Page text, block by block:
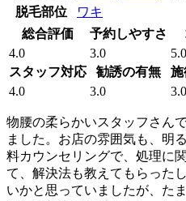
脱毛部位
ワキ
総合評価
予約しやすさ
4.0
3.0
5.0
スタッフ対応
勧誘の有無
施
4.0
3.0 3.0
物腰の柔らかいスタッフさん
ました。お店の雰囲気も、明
料カウンセリングで、処理に
て、解決法も教えてもらった
いかと思っていましたが、た